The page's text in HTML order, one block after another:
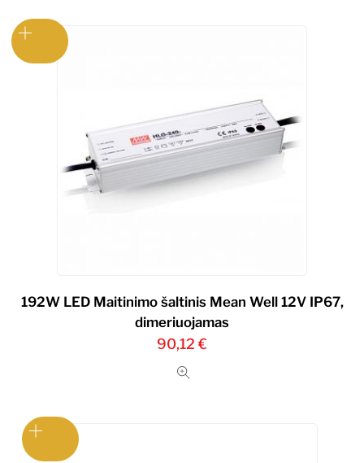
192W LED Maitinimo šaltinis Mean Well 12V IP67,
dimeriuojamas
90,12 €